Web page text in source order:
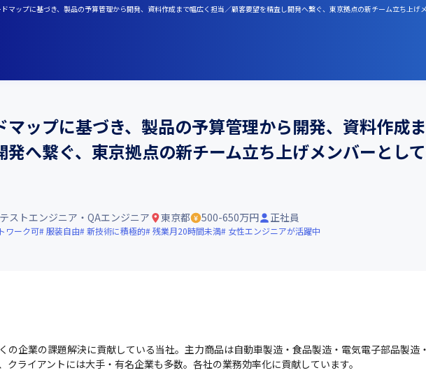
マップに基づき、製品の予算管理から開発、資料作成まで幅広く担当／顧客要望を精査し開発へ繋ぐ、東京拠点の新チーム立ち上げ
マップに基づき、製品の予算管理から開発、資料作成
発へ繋ぐ、東京拠点の新チーム立ち上げメンバーとし
ストエンジニア・QAエンジニア 東京都 500-650万円 正社員
ワーク可 服装自由 新技術に積極的 残業月20時間未満 女性エンジニアが活躍中
の企業の課題解決に貢献している当社。主力商品は自動車製造・食品製造・電気電子部品製造
クライアントには大手・有名企業も多数。各社の業務効率化に貢献しています。